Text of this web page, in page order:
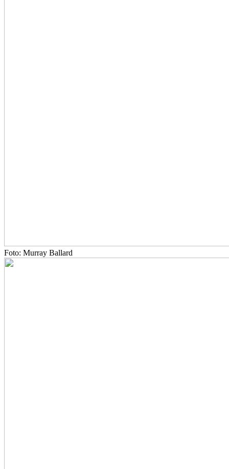
Foto: Murray Ballard